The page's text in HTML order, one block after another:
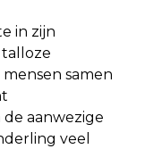
in zijn
samen
aanwezige
veel